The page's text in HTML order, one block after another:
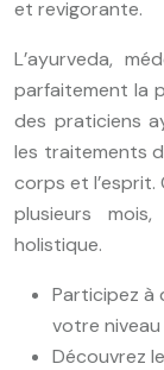
et revigorante.
L’ayurveda,
parfaitement la
des praticiens
les traitements
corps et l’esprit.
plusieurs
holistique.
Participez à
votre niveau
Découvrez